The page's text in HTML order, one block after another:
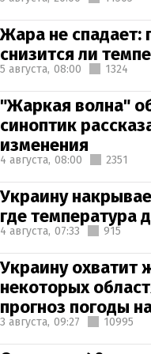
Жара не спадает:
снизится ли
5 августа, 08:00 1324
"Жаркая волна"
синоптик
изменения
4 августа, 08:00 2351
Украину
где температура
4 августа, 07:33 915
Украину охватит
некоторых
прогноз погоды
3 августа, 09:27 10995